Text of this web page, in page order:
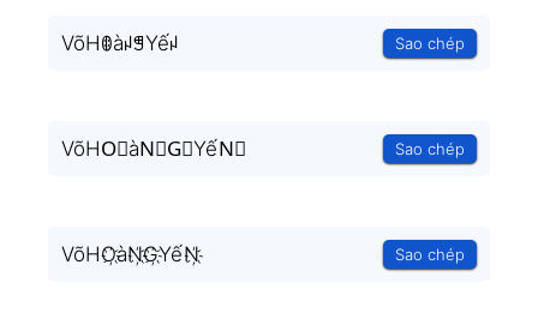
VõHꂦàꈤꁅYếꈤ Sao chép
VõHO⃟àN⃟G⃟YếN⃟ Sao chép
VõHO҉àN҉G҉YếN҉ Sao chép